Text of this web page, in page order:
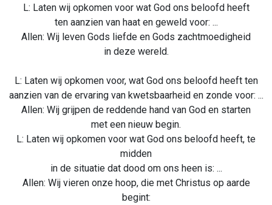
L: Laten wij opkomen voor wat God ons beloofd heeft
ten aanzien van haat en geweld voor: ...
Allen: Wij leven Gods liefde en Gods zachtmoedigheid
in deze wereld.
L: Laten wij opkomen voor, wat God ons beloofd heeft ten
aanzien van de ervaring van kwetsbaarheid en zonde voor: ...
Allen: Wij grijpen de reddende hand van God en starten
met een nieuw begin.
L: Laten wij opkomen voor wat God ons beloofd heeft, te
midden
in de situatie dat dood om ons heen is: ...
Allen: Wij vieren onze hoop, die met Christus op aarde
begint: